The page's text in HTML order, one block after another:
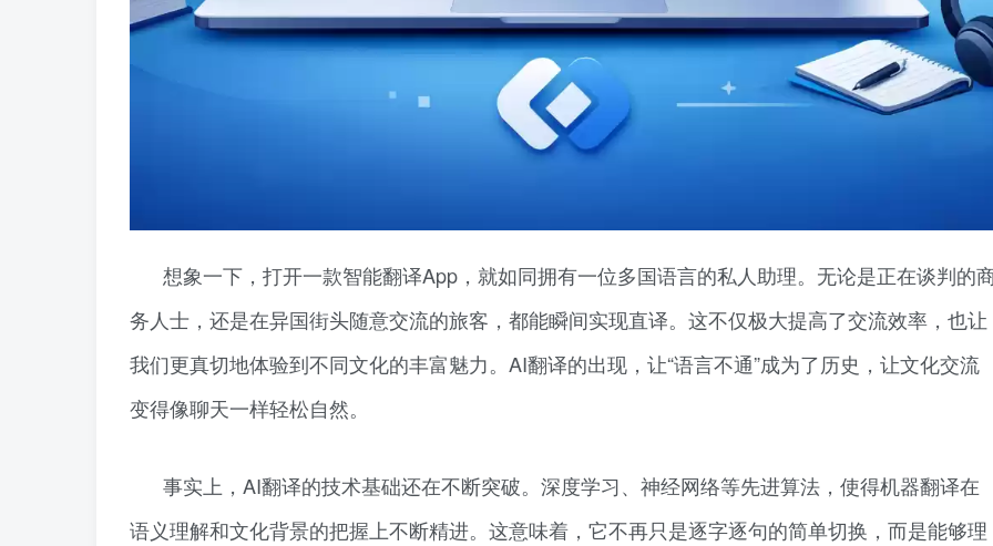
想象一下，打开一款智能翻译App，就如同拥有一位多国语言的私人助理。无论是正在谈判的
务人士，还是在异国街头随意交流的旅客，都能瞬间实现直译。这不仅极大提高了交流效率，也让
我们更真切地体验到不同文化的丰富魅力。AI翻译的出现，让“语言不通”成为了历史，让文化交流
变得像聊天一样轻松自然。
事实上，AI翻译的技术基础还在不断突破。深度学习、神经网络等先进算法，使得机器翻译在
语义理解和文化背景的把握上不断精进。这意味着，它不再只是逐字逐句的简单切换，而是能够理